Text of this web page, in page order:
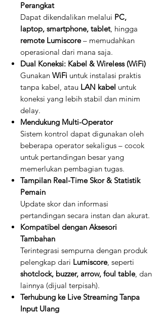
Perangkat
Dapat dikendalikan melalui PC,
laptop, smartphone, tablet, hingga
remote Lumiscore– memudahkan
operasional dari mana saja.
Dual Koneksi: Kabel & Wireless (WiFi)
Gunakan WiFi untuk instalasi praktis
tanpa kabel, atau LAN kabel untuk
koneksi yang lebih stabil dan minim
delay.
Mendukung Multi-Operator
Sistem kontrol dapat digunakan oleh
beberapa operator sekaligus – cocok
untuk pertandingan besar yang
memerlukan pembagian tugas.
Tampilan Real-Time Skor & Statistik
Pemain
Update skor dan informasi
pertandingan secara instan dan akurat.
Kompatibel dengan Aksesori
Tambahan
Terintegrasi sempurna dengan produk
pelengkap dari Lumiscore, seperti
shotclock, buzzer, arrow, foul table, dan
lainnya (dijual terpisah).
Terhubung ke Live Streaming Tanpa
Input Ulang